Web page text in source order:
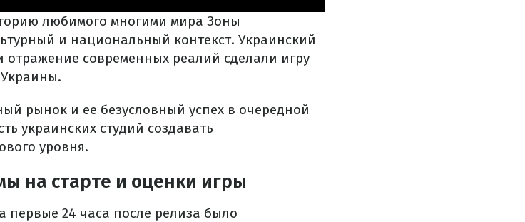
любимого многими мира Зоны
и национальный контекст. Украинский
отражение современных реалий сделали игру
рынок и ее безусловный успех в очередной
украинских студий создавать
уровня.
на старте и оценки игры
первые 24 часа после релиза было